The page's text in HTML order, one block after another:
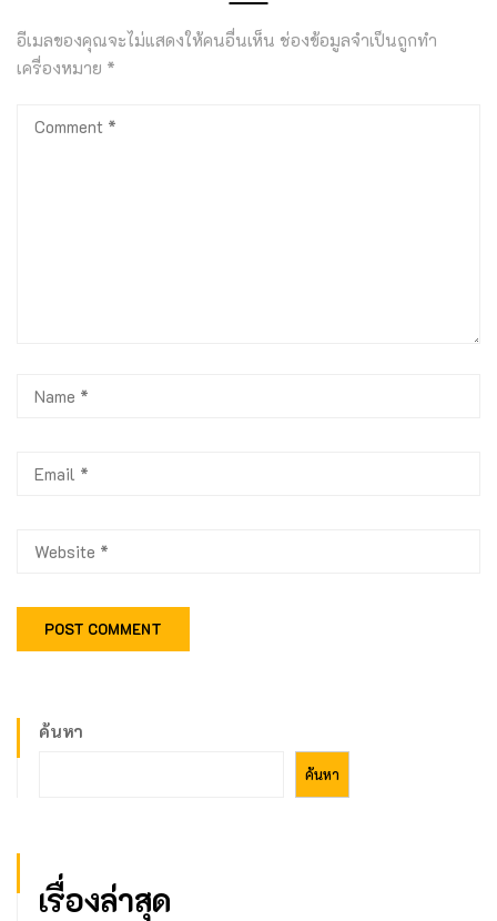
อีเมลของคุณจะไม่แสดงให้คนอื่นเห็น ช่องข้อมูลจำเป็นถูกทำ
เครื่องหมาย *
ค้นหา
ค้นหา
เรื่องล่าสุด